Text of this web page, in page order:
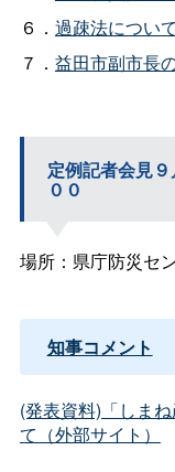
６． 過疎法について
７． 益田市副市長
定例記者会見
００
場所：県庁防災セ
知事コメント
(発表資料)「しま
て（外部サイト）